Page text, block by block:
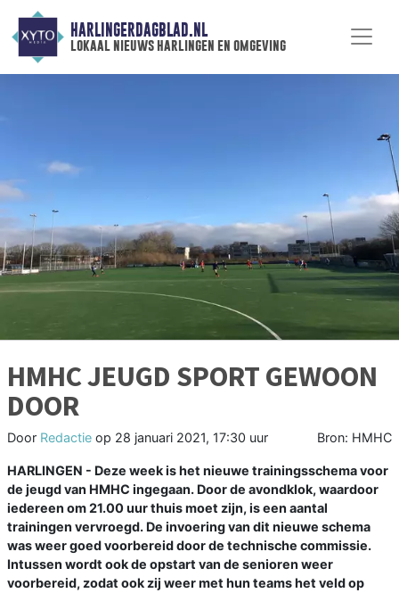
HARLINGERDAGBLAD.NL
lokaal nieuws harlingen en omgeving
HMHC JEUGD SPORT GEWOON
DOOR
Door Redactie op 28 januari 2021, 17:30 uur Bron: HMHC
HARLINGEN - Deze week is het nieuwe trainingsschema voor
de jeugd van HMHC ingegaan. Door de avondklok, waardoor
iedereen om 21.00 uur thuis moet zijn, is een aantal
trainingen vervroegd. De invoering van dit nieuwe schema
was weer goed voorbereid door de technische commissie.
Intussen wordt ook de opstart van de senioren weer
voorbereid, zodat ook zij weer met hun teams het veld op